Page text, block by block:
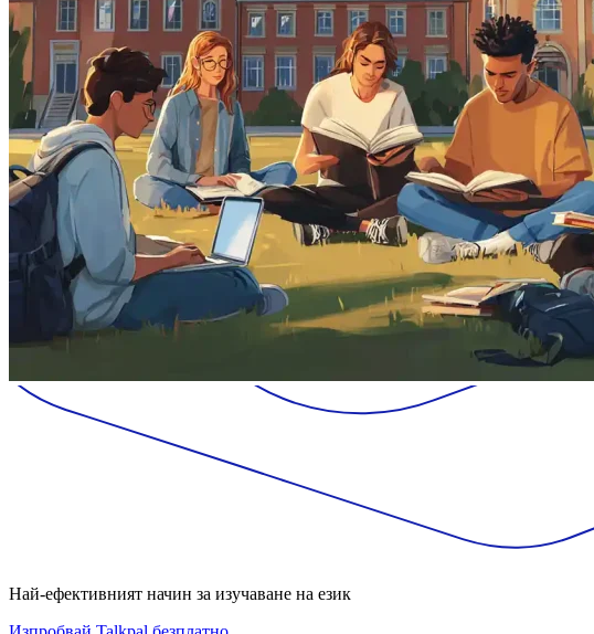
Най-ефективният начин за изучаване на език